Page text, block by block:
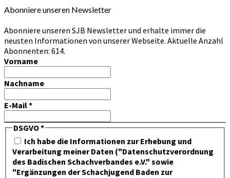
Abonniere unseren Newsletter
Abonniere unseren SJB Newsletter und erhalte immer die
neusten Informationen von unserer Webseite. Aktuelle Anzahl
Abonnenten: 614.
Vorname
Nachname
E-Mail*
DSGVO*
Ich habe die Informationen zur Erhebung und
Verarbeitung meiner Daten ("Datenschutzverordnung
des Badischen Schachverbandes e.V." sowie
"Ergänzungen der Schachjugend Baden zur